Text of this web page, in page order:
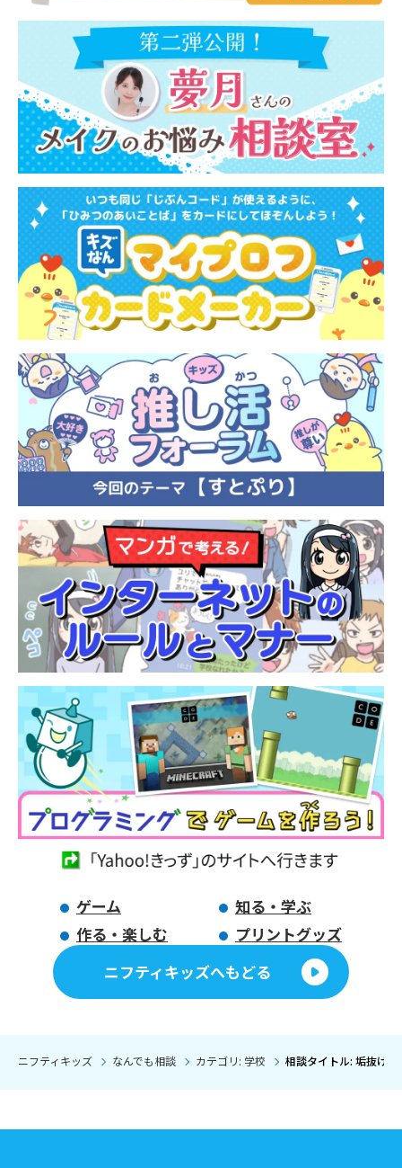
ゲーム
知る・学ぶ
作る・楽しむ
プリントグッズ
ニフティキッズへもどる
ニフティキッズ なんでも相談 カテゴリ: 学校 相談タイトル: 垢抜けた